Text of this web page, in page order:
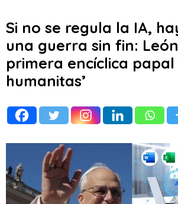
Si no se regula la IA,
una guerra sin fin:
primera encíclica papal
humanitas’